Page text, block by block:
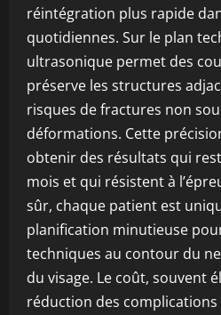
réintégration plus rapide
quotidiennes. Sur le plan
ultrasonique permet des
préserve les structures
risques de fractures non
déformations. Cette
obtenir des résultats qui
mois et qui résistent à
sûr, chaque patient est
planification minutieuse
techniques au contour du
du visage. Le coût, souvent
réduction des complications